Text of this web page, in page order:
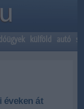
külföld autó
éveken át